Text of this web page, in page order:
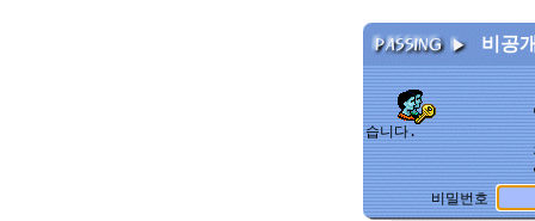
비공
이 글
습니다.
관리자와 원본
읽기가 가
비밀번호